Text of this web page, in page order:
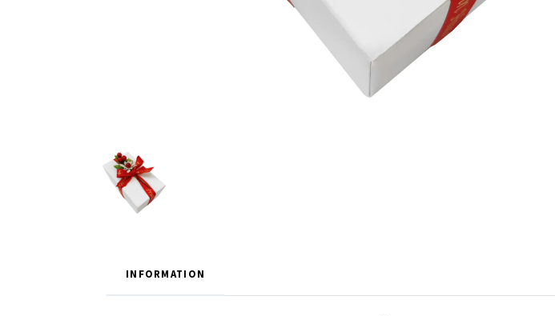
INFORMATION